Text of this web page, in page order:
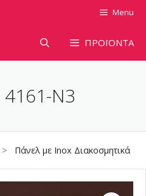
Menu
ΠΡΟΪΟΝΤΑ
N3
> Πάνελ με Inox Διακοσμητικά